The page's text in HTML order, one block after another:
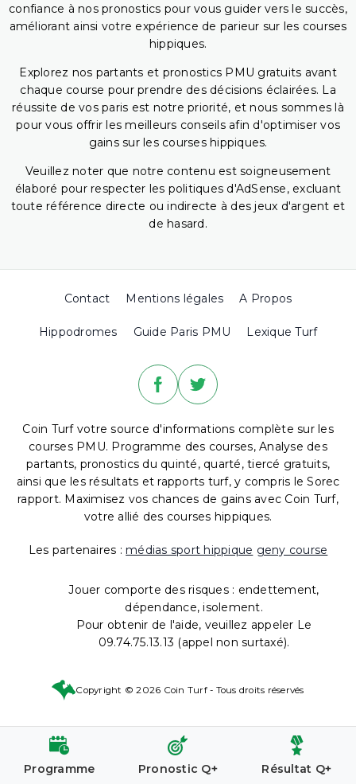
confiance à nos pronostics pour vous guider vers le succès,
améliorant ainsi votre expérience de parieur sur les courses
hippiques.
Explorez nos partants et pronostics PMU gratuits avant
chaque course pour prendre des décisions éclairées. La
réussite de vos paris est notre priorité, et nous sommes là
pour vous offrir les meilleurs conseils afin d'optimiser vos
gains sur les courses hippiques.
Veuillez noter que notre contenu est soigneusement
élaboré pour respecter les politiques d'AdSense, excluant
toute référence directe ou indirecte à des jeux d'argent et
de hasard.
Contact Mentions légales A Propos
Hippodromes Guide Paris PMU Lexique Turf
Coin Turf votre source d'informations complète sur les
courses PMU. Programme des courses, Analyse des
partants, pronostics du quinté, quarté, tiercé gratuits,
ainsi que les résultats et rapports turf, y compris le Sorec
rapport. Maximisez vos chances de gains avec Coin Turf,
votre allié des courses hippiques.
Les partenaires : médias sport hippique geny course
Jouer comporte des risques : endettement,
dépendance, isolement.
Pour obtenir de l'aide, veuillez appeler Le
09.74.75.13.13 (appel non surtaxé).
Copyright © 2026 Coin Turf - Tous droits réservés
Programme Pronostic Q+ Résultat Q+